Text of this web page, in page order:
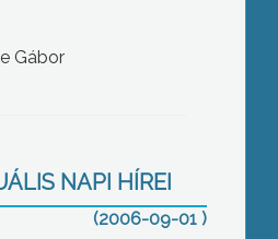
Gábor
NAPI HÍREI
(2006-09-01 )